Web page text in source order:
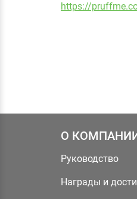
https://
О
Руководство
Награды и